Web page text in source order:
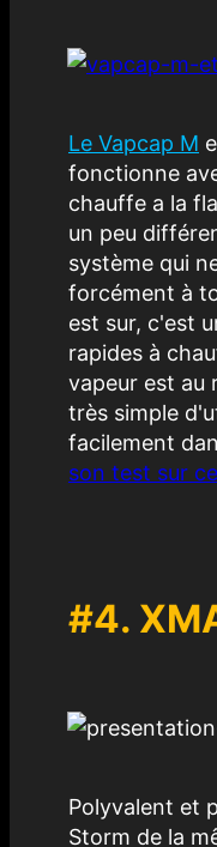
Le Vapcap M
fonctionne
chauffe a la
un peu
système qui
forcément à
est sur, c'est
rapides à
vapeur est au
très simple
facilement
son test sur
#4.
Polyvalent et
Storm de la